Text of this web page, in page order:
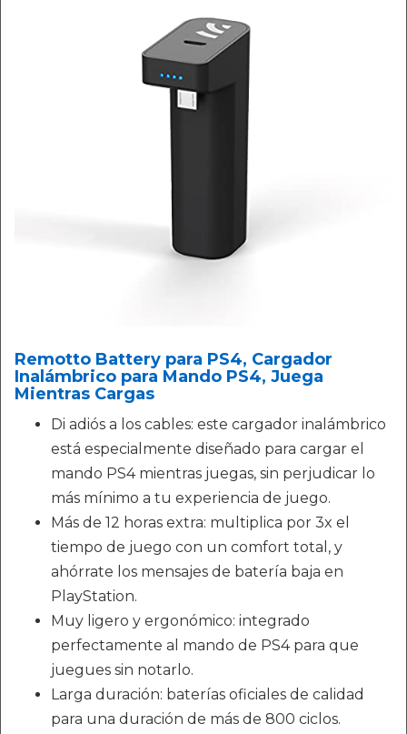
Remotto Battery para PS4, Cargador
Inalámbrico para Mando PS4, Juega
Mientras Cargas
Di adiós a los cables: este cargador inalámbrico
está especialmente diseñado para cargar el
mando PS4 mientras juegas, sin perjudicar lo
más mínimo a tu experiencia de juego.
Más de 12 horas extra: multiplica por 3x el
tiempo de juego con un comfort total, y
ahórrate los mensajes de batería baja en
PlayStation.
Muy ligero y ergonómico: integrado
perfectamente al mando de PS4 para que
juegues sin notarlo.
Larga duración: baterías oficiales de calidad
para una duración de más de 800 ciclos.